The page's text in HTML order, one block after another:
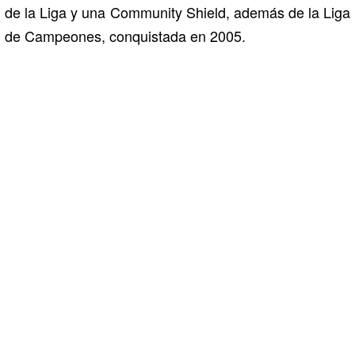
de la Liga y una Community Shield, además de la Liga
de Campeones, conquistada en 2005.